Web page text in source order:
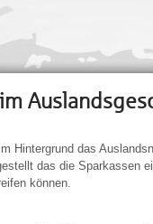
Hintergrund das
das die Sparkassen
können.